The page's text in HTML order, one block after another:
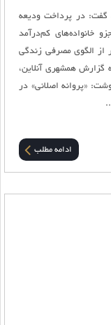
در پرداخت ودیعه
خانواده‌های کم‌درآمد
از الگوی مصرفی زندگی
گزارش همشهری آنلاین،
«پروانه اصلانی» در
ادامه مطلب